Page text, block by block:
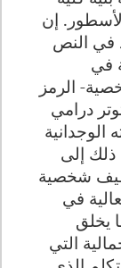
إن
في النص
في
الرمز
درامي
ذلك إلى
شخصية
في
يخلق
التي